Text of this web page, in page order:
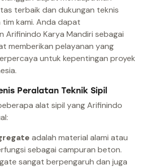
terbaik dan dukungan teknis
kami. Anda dapat
Arifinindo Karya Mandiri sebagai
memberikan pelayanan yang
untuk kepentingan proyek
Peralatan Teknik Sipil
alat sipil yang Arifinindo
adalah material alami atau
sebagai campuran beton.
sangat berpengaruh dan juga